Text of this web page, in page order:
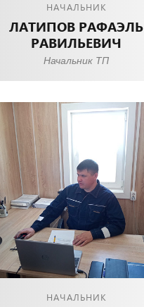
НАЧАЛЬНИК
ЛАТИПОВ РАФАЭЛЬ
РАВИЛЬЕВИЧ
Начальник ТП
НАЧАЛЬНИК